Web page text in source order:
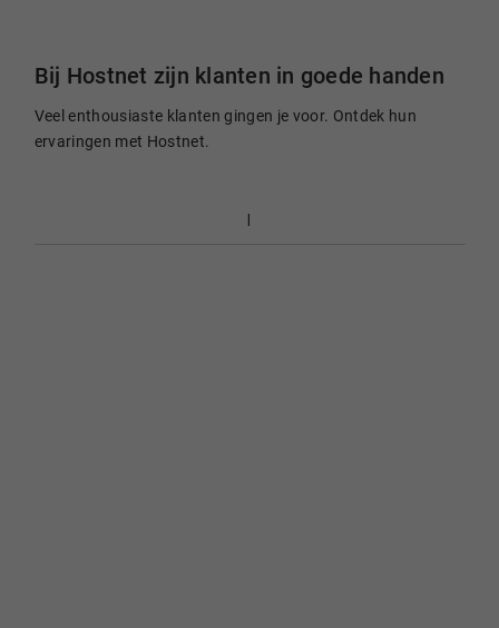
Bij Hostnet zijn klanten in goede handen
Veel enthousiaste klanten gingen je voor. Ontdek hun
ervaringen met Hostnet.